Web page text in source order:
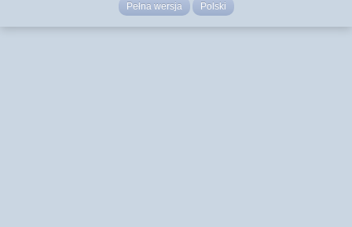
Pełna wersja Polski